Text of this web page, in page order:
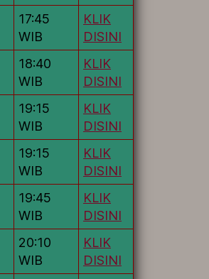
17:45
WIB
KLIK
DISINI
18:40
WIB
KLIK
DISINI
19:15
WIB
KLIK
DISINI
19:15
WIB
KLIK
DISINI
19:45
WIB
KLIK
DISINI
20:10
WIB
KLIK
DISINI